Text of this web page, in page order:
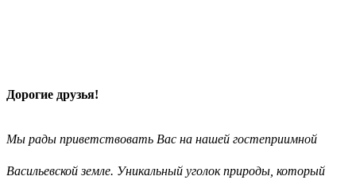
Дорогие друзья!
Мы рады приветствовать Вас на нашей гостеприимной
Васильевской земле. Уникальный уголок природы, который